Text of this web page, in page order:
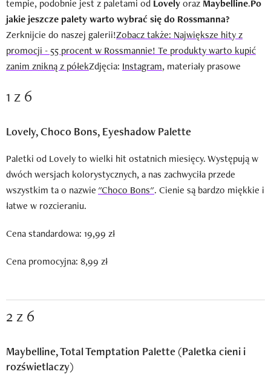
tempie, podobnie jest z paletami od Lovelyoraz Maybelline.Po
jakie jeszcze palety warto wybrać się do Rossmanna?
Zerknijcie do naszej galerii!Zobacz także: Największe hity z
promocji - 55 procent w Rossmannie! Te produkty warto kupić
zanim znikną z półekZdjęcia: Instagram, materiały prasowe
1 z 6
Lovely, Choco Bons, Eyeshadow Palette
Paletki od Lovely to wielki hit ostatnich miesięcy. Występują w
dwóch wersjach kolorystycznych, a nas zachwyciła przede
wszystkim ta o nazwie"Choco Bons". Cienie są bardzo miękkie i
łatwe w rozcieraniu.
Cena standardowa: 19,99 zł
Cena promocyjna: 8,99 zł
2 z 6
Maybelline, Total Temptation Palette (Paletka cieni i
rozświetlaczy)